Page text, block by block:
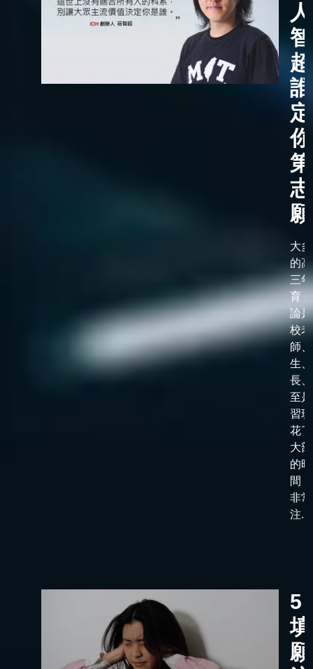
智
志
大
的
三
育
論
校老
師
生
長
至
習
花
大
的時
間
非
注...
5